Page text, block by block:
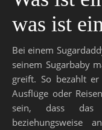
was ist
Bei einem
seinem Sugarbaby
greift. So bezahlt
Ausflüge oder
sein, dass das
beziehungsweise